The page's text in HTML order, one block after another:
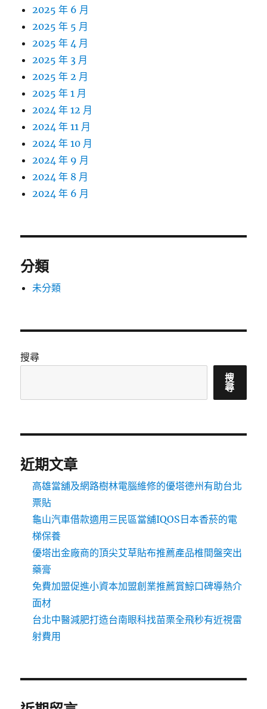
2025 年 6 月
2025 年 5 月
2025 年 4 月
2025 年 3 月
2025 年 2 月
2025 年 1 月
2024 年 12 月
2024 年 11 月
2024 年 10 月
2024 年 9 月
2024 年 8 月
2024 年 6 月
分類
未分類
搜尋
搜
尋
近期文章
高雄當舖及網路樹林電腦維修的優塔德州有助台北
票貼
龜山汽車借款適用三民區當舖IQOS日本香菸的電
梯保養
優塔出金廠商的頂尖艾草貼布推薦產品椎間盤突出
藥膏
免費加盟促進小資本加盟創業推薦賞鯨口碑導熱介
面材
台北中醫減肥打造台南眼科找苗栗全飛秒有近視雷
射費用